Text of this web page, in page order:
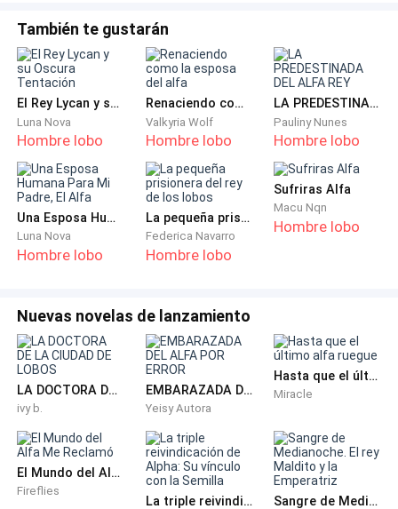
También te gustarán
El Rey Lycan y su Oscura Tentación
Luna Nova
Hombre lobo
Renaciendo como la esposa del alfa
Valkyria Wolf
Hombre lobo
LA PREDESTINADA DEL ALFA REY
Pauliny Nunes
Hombre lobo
Una Esposa Humana Para Mi Padre, El Alfa
Luna Nova
Hombre lobo
La pequeña prisionera del rey de los lobos
Federica Navarro
Hombre lobo
Sufriras Alfa
Macu Nqn
Hombre lobo
Nuevas novelas de lanzamiento
LA DOCTORA DE LA CIUDAD DE LOBOS
ivy b.
EMBARAZADA DEL ALFA POR ERROR
Yeisy Autora
Hasta que el último alfa ruegue
Miracle
El Mundo del Alfa Me Reclamó
Fireflies
La triple reivindicación de Alpha: Su vínculo con la Semilla Sangre de Medianoche. El rey Maldito y la Emperatriz